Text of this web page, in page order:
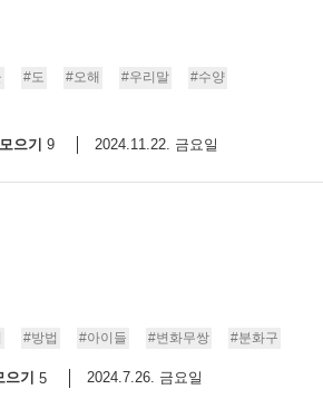
#도 #오해 #우리말
#수양
모으기 9 2024.11.22. 금요일
#방법 #아이들 #변화무쌍 #분화구
으기 5 2024.7.26. 금요일